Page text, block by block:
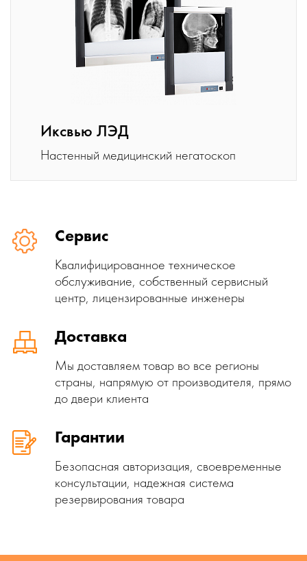
Иксвью ЛЭД
Настенный медицинский негатоскоп
Сервис
Квалифицированное техническое
обслуживание, собственный сервисный
центр, лицензированные инженеры
Доставка
Мы доставляем товар во все регионы
страны, напрямую от производителя, прямо
до двери клиента
Гарантии
Безопасная авторизация, своевременные
консультации, надежная система
резервирования товара